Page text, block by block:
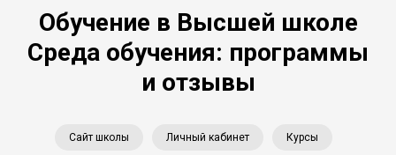
Обучение в Высшей школе
Среда обучения: программы
и отзывы
Сайт школы Личный кабинет Курсы